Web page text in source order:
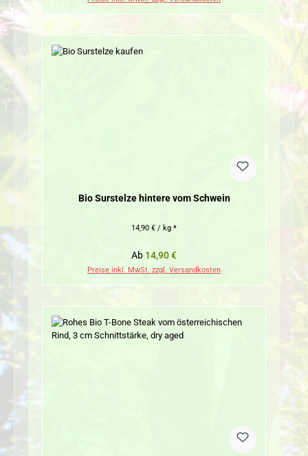
Bio Surstelze hintere vom Schwein
14,90 € / kg *
Regulärer Preis:
Ab 14,90 €
Preise inkl. MwSt. zzgl. Versandkosten